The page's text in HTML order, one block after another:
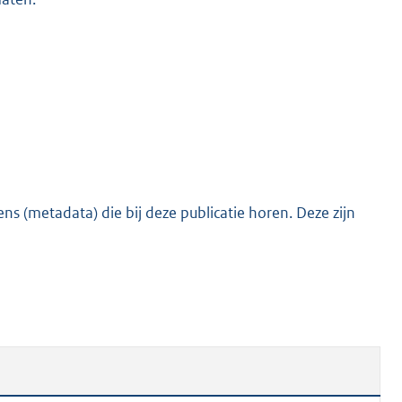
(metadata) die bij deze publicatie horen. Deze zijn